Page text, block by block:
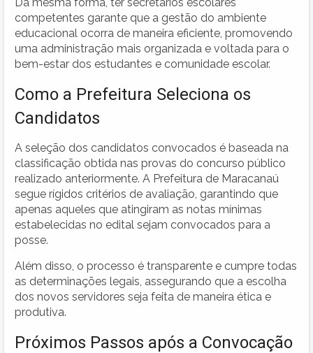
competentes garante que a gestão do ambiente
educacional ocorra de maneira eficiente, promovendo
uma administração mais organizada e voltada para o
bem-estar dos estudantes e comunidade escolar.
Como a Prefeitura Seleciona os
Candidatos
A seleção dos candidatos convocados é baseada na
classificação obtida nas provas do concurso público
realizado anteriormente. A Prefeitura de Maracanaú
segue rígidos critérios de avaliação, garantindo que
apenas aqueles que atingiram as notas mínimas
estabelecidas no edital sejam convocados para a
posse.
Além disso, o processo é transparente e cumpre todas
as determinações legais, assegurando que a escolha
dos novos servidores seja feita de maneira ética e
produtiva.
Próximos Passos após a Convocação